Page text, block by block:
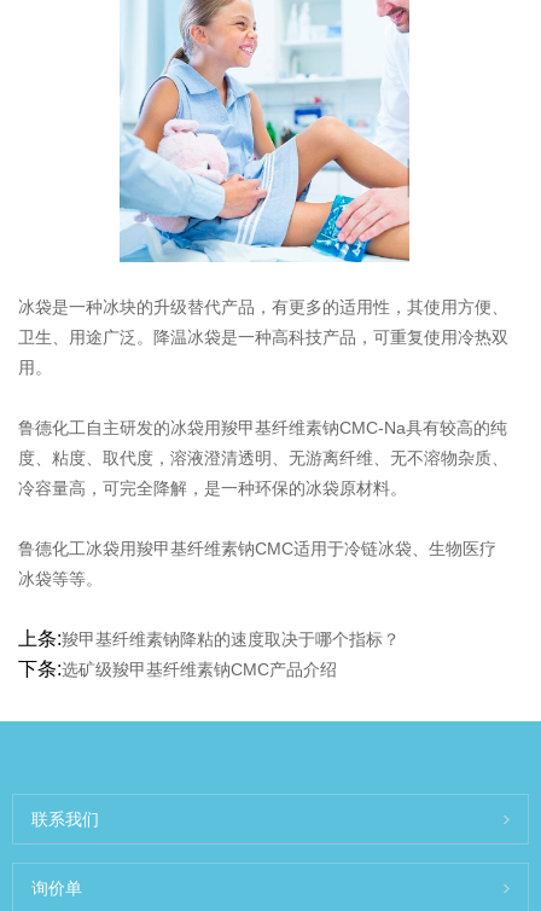
冰袋是一种冰块的升级替代产品，有更多的适用性，其使用方便、
卫生、用途广泛。降温冰袋是一种高科技产品，可重复使用冷热双
用。
鲁德化工自主研发的冰袋用羧甲基纤维素钠CMC-Na具有较高的纯
度、粘度、取代度，溶液澄清透明、无游离纤维、无不溶物杂质、
冷容量高，可完全降解，是一种环保的冰袋原材料。
鲁德化工冰袋用羧甲基纤维素钠CMC适用于冷链冰袋、生物医疗
冰袋等等。
上条:羧甲基纤维素钠降粘的速度取决于哪个指标？
下条:选矿级羧甲基纤维素钠CMC产品介绍
联系我们
询价单